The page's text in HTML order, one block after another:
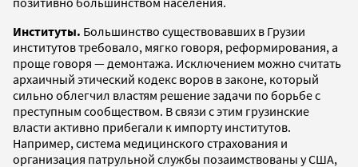
Институты. Большинство существовавших в Грузии
институтов требовало, мягко говоря, реформирования, а
проще говоря — демонтажа. Исключением можно считать
архаичный этический кодекс воров в законе, который
сильно облегчил властям решение задачи по борьбе с
преступным сообществом. В связи с этим грузинские
власти активно прибегали к импорту институтов.
Например, система медицинского страхования и
организация патрульной службы позаимствованы у США,